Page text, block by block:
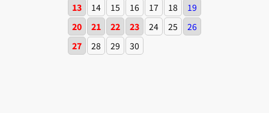
13
14 15 16 17 18
19
20
21 22 23 24 25
26
27
28 29 30